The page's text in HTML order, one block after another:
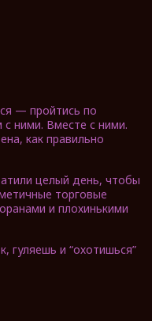
— пройтись по
ними. Вместе с ними.
как правильно
целый день, чтобы
торговые
и плохинькими
гуляешь и “охотишься”